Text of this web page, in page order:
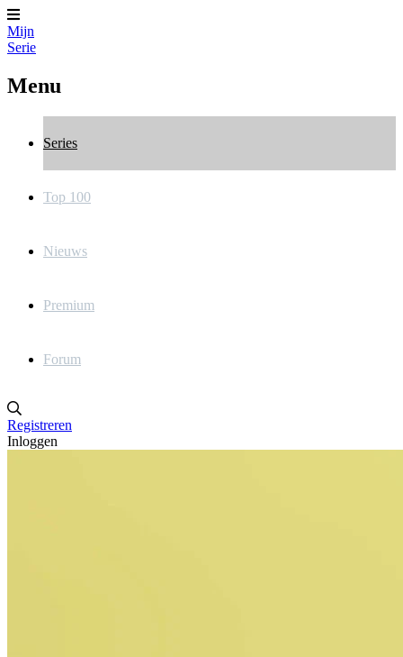
Mijn
Serie
Menu
Series
Top 100
Nieuws
Premium
Forum
Registreren
Inloggen